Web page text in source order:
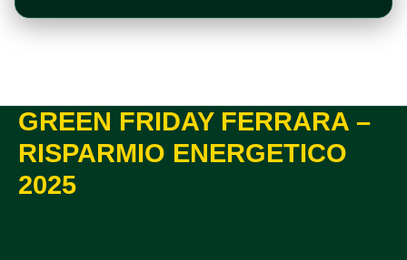
GREEN FRIDAY FERRARA –
RISPARMIO ENERGETICO
2025